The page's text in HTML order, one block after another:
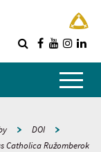
DOI
Catholica Ružomberok